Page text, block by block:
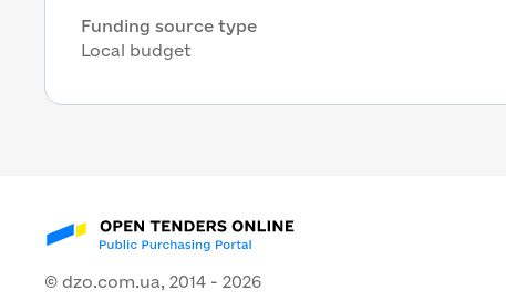
Funding source type
Local budget
© dzo.com.ua, 2014 - 2026